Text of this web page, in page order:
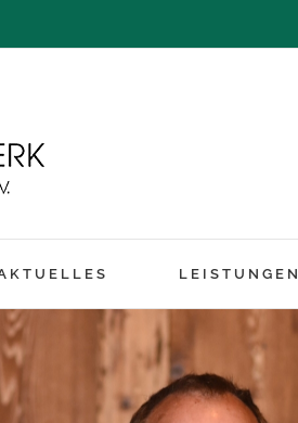
LEISTUNGEN